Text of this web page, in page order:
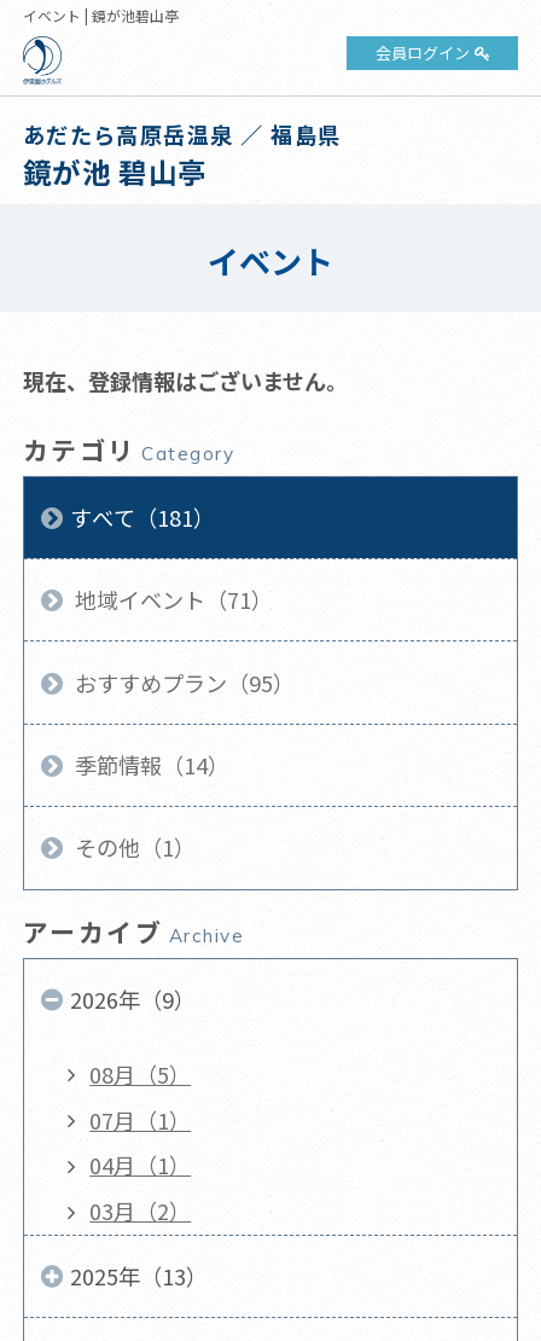
イベント | 鏡が池碧山亭
会員ログイン
あだたら高原岳温泉 ／ 福島県
鏡が池 碧山亭
イベント
現在、登録情報はございません。
カテゴリ Category
すべて（181）
地域イベント（71）
おすすめプラン（95）
季節情報（14）
その他（1）
アーカイブ Archive
2026年（9）
08月（5）
07月（1）
04月（1）
03月（2）
2025年（13）